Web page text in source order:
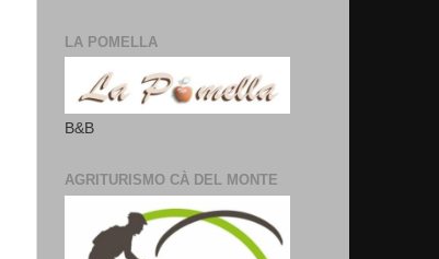
LA POMELLA
B&B
AGRITURISMO CÀ DEL MONTE